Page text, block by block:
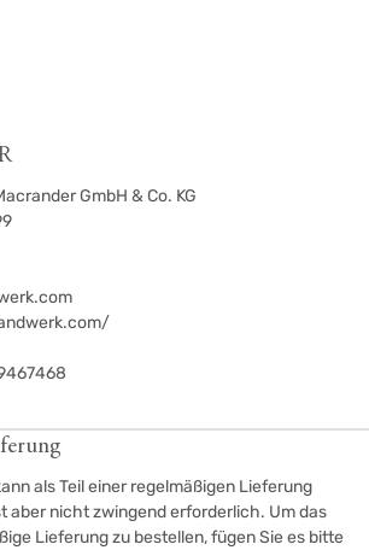
GmbH & Co. KG
als Teil einer regelmäßigen Lieferung
aber nicht zwingend erforderlich. Um das
Lieferung zu bestellen, fügen Sie es bitte